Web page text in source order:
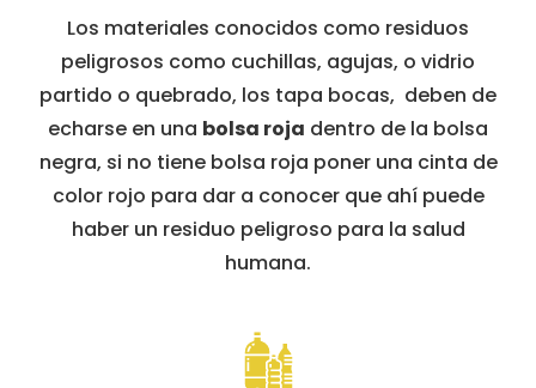
Los materiales conocidos como residuos
peligrosos como cuchillas, agujas, o vidrio
partido o quebrado, los tapa bocas, deben de
echarse en una bolsa roja dentro de la bolsa
negra, si no tiene bolsa roja poner una cinta de
color rojo para dar a conocer que ahí puede
haber un residuo peligroso para la salud
humana.